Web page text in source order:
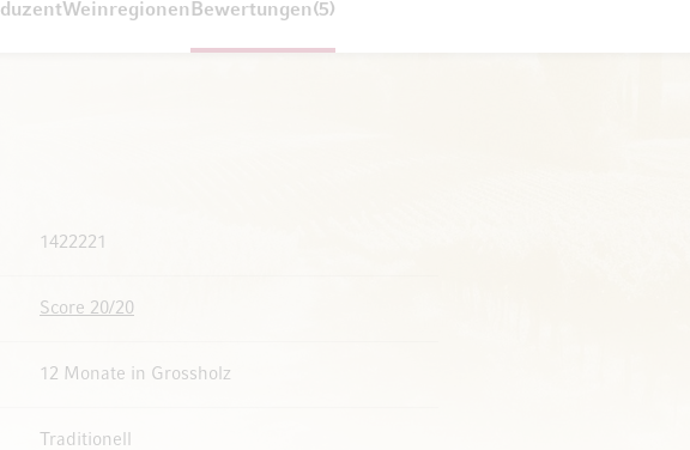
Weinregionen Bewertungen 5
1422221
Score 20/20
12 Monate in Grossholz
Traditionell